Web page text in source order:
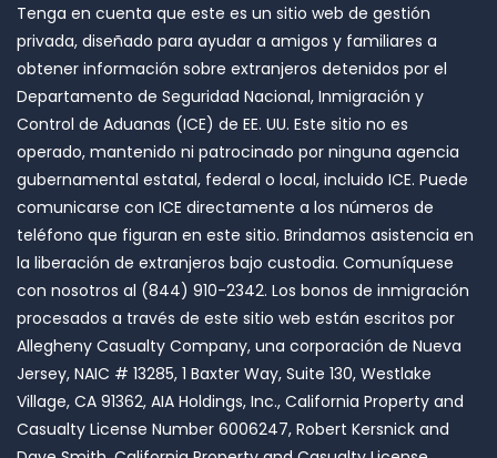
Tenga en cuenta que este es un sitio web de gestión
privada, diseñado para ayudar a amigos y familiares a
obtener información sobre extranjeros detenidos por el
Departamento de Seguridad Nacional, Inmigración y
Control de Aduanas (ICE) de EE. UU. Este sitio no es
operado, mantenido ni patrocinado por ninguna agencia
gubernamental estatal, federal o local, incluido ICE. Puede
comunicarse con ICE directamente a los números de
teléfono que figuran en este sitio. Brindamos asistencia en
la liberación de extranjeros bajo custodia. Comuníquese
con nosotros al (844) 910-2342. Los bonos de inmigración
procesados ​​a través de este sitio web están escritos por
Allegheny Casualty Company, una corporación de Nueva
Jersey, NAIC # 13285, 1 Baxter Way, Suite 130, Westlake
Village, CA 91362, AIA Holdings, Inc., California Property and
Casualty License Number 6006247, Robert Kersnick and